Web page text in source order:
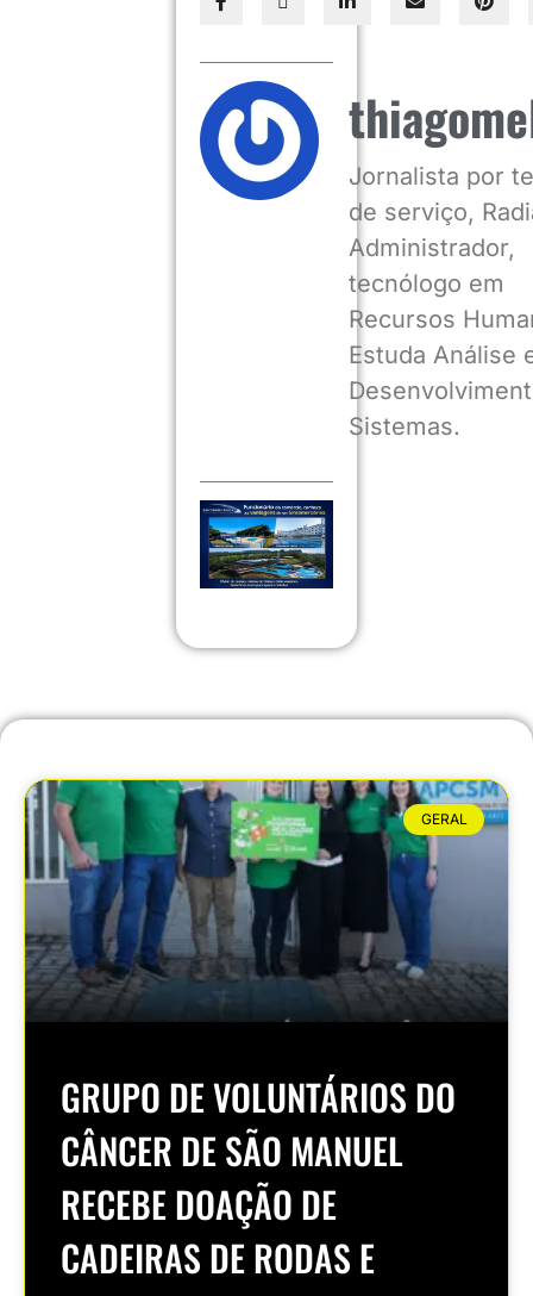
Jornalista por
de serviço,
Administrador,
tecnólogo em
Recursos
Estuda Análise
Sistemas.
GERAL
GRUPO DE VOLUNTÁRIOS DO
CÂNCER DE SÃO MANUEL
RECEBE DOAÇÃO DE
CADEIRAS DE RODAS E